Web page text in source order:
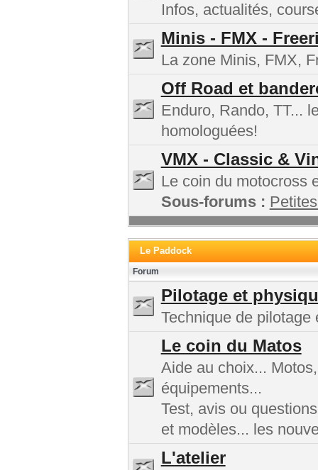
Infos, actualités,
Minis - FMX -
La zone Minis, FMX,
Off Road et
Enduro, Rando, TT...
homologuées!
VMX - Classic &
Le coin du motocross
Sous-forums :
Le Paddock
Forum
Pilotage et
Technique de
Le coin du Matos
Aide au choix...
équipements...
Test, avis ou
et modèles... les
L'atelier